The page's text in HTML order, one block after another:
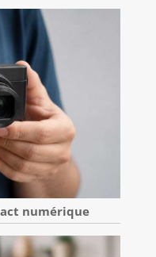
numérique